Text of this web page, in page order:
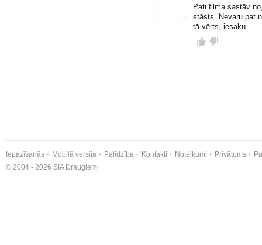
Pati filma sastāv
stāsts. Nevaru pat
tā vērts, iesaku.
Iepazīšanās Mobilā versija Palīdzība Kontakti Noteikumi Privātums
© 2004 - 2026 SIA Draugiem